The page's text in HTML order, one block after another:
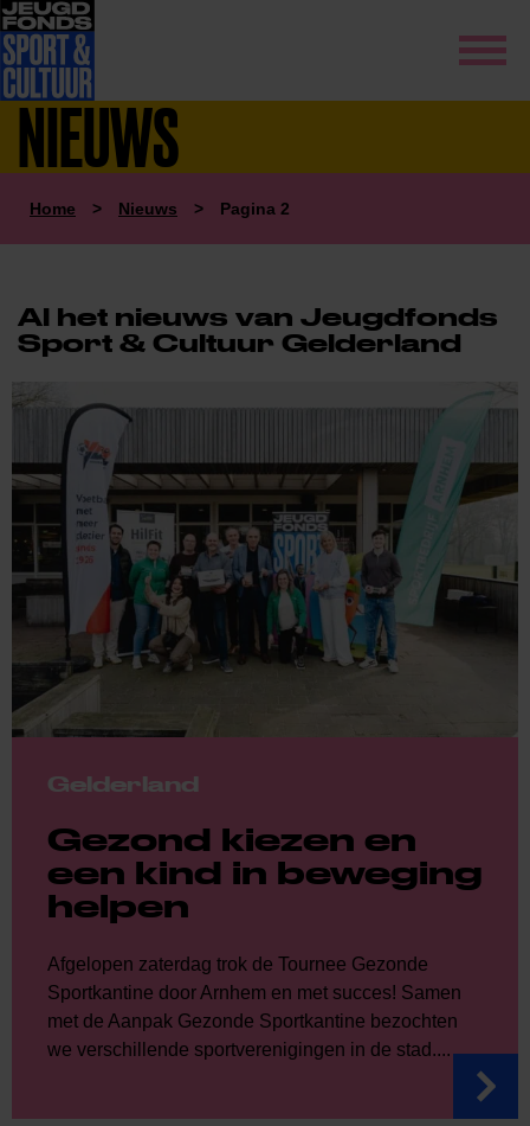
NIEUWS
Home > Nieuws > Pagina 2
Al het nieuws van Jeugdfonds
Sport & Cultuur Gelderland
Gelderland
Gezond kiezen en
een kind in beweging
helpen
Afgelopen zaterdag trok de Tournee Gezonde
Sportkantine door Arnhem en met succes! Samen
met de Aanpak Gezonde Sportkantine bezochten
we verschillende sportverenigingen in de stad....